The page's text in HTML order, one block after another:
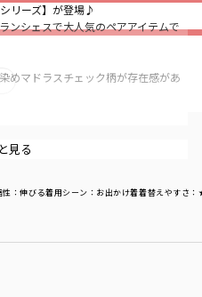
性 ：伸びる着用シーン ：お出かけ着着替えやすさ
リーズ】が登場♪
ンシェスで大人気のペアアイテムで
めマドラスチェック柄が存在感があ
ク柄ワンピース
ク柄カバーオール
ク柄半袖Tシャツ
ク柄カバーオール
見る